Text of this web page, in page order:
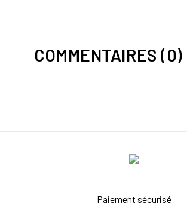
COMMENTAIRES (0)
Paiement sécurisé